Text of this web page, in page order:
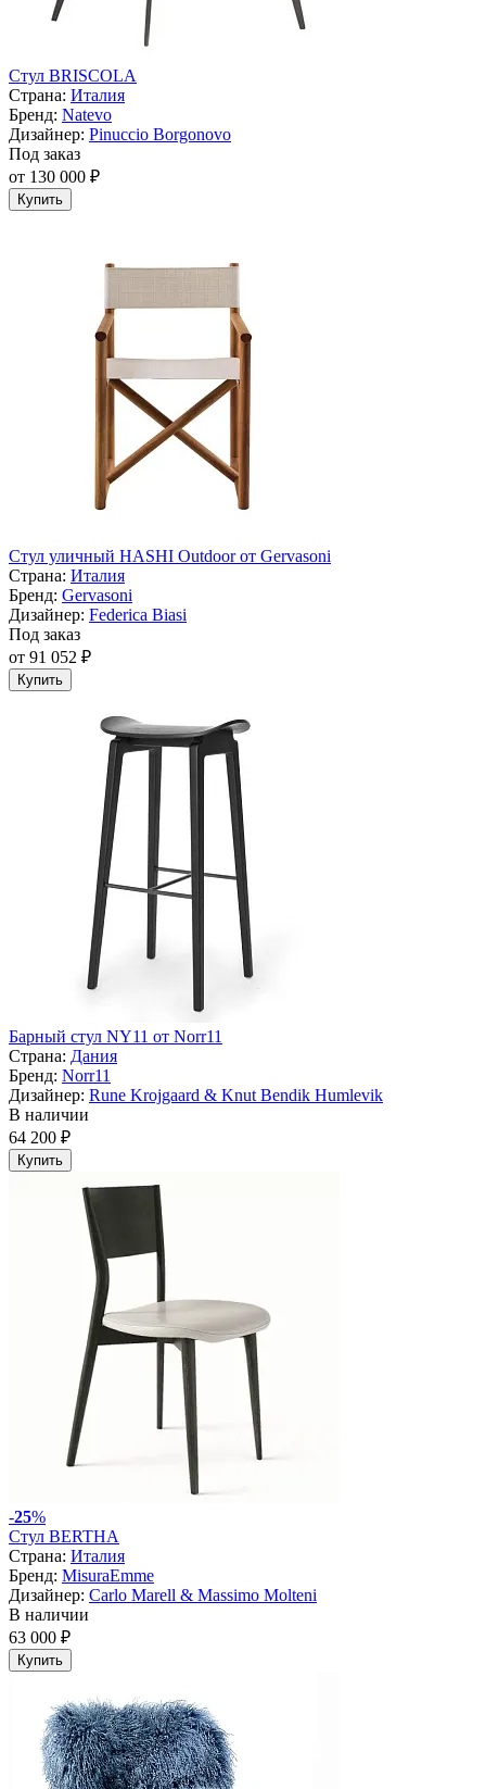
Стул BRISCOLA
Страна: Италия
Бренд: Natevo
Дизайнер: Pinuccio Borgonovo
Под заказ
от 130 000 ₽
Купить
Стул уличный HASHI Outdoor от Gervasoni
Страна: Италия
Бренд: Gervasoni
Дизайнер: Federica Biasi
Под заказ
от 91 052 ₽
Купить
Барный стул NY11 от Norr11
Страна: Дания
Бренд: Norr11
Дизайнер: Rune Krojgaard & Knut Bendik Humlevik
В наличии
64 200 ₽
Купить
-25%
Стул BERTHA
Страна: Италия
Бренд: MisuraEmme
Дизайнер: Carlo Marell & Massimo Molteni
В наличии
63 000 ₽
Купить